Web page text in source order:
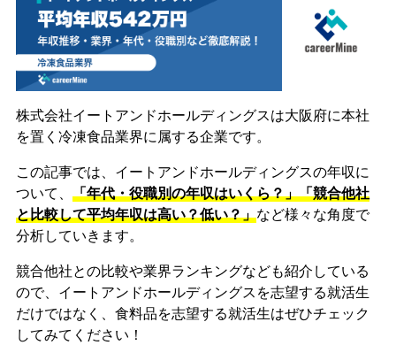
株式会社イートアンドホールディングスは大阪府に本社
を置く冷凍食品業界に属する企業です。
この記事では、イートアンドホールディングスの年収に
ついて、 「年代・役職別の年収はいくら？」「競合他社
と比較して平均年収は高い？低い？」など様々な角度で
分析していきます。
競合他社との比較や業界ランキングなども紹介している
ので、イートアンドホールディングスを志望する就活生
だけではなく、食料品を志望する就活生はぜひチェック
してみてください！